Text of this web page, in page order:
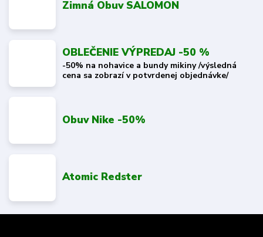
Zimná Obuv SALOMON
OBLEČENIE VÝPREDAJ -50 %
-50% na nohavice a bundy mikiny /výsledná
cena sa zobrazí v potvrdenej objednávke/
Obuv Nike -50%
Atomic Redster